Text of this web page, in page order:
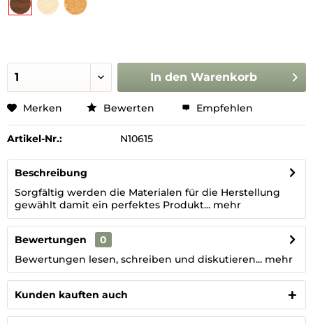
In den Warenkorb
Merken Bewerten Empfehlen
Artikel-Nr.: N10615
Beschreibung
Sorgfältig werden die Materialen für die Herstellung
gewählt damit ein perfektes Produkt... mehr
Bewertungen
0
Bewertungen lesen, schreiben und diskutieren... mehr
Kunden kauften auch